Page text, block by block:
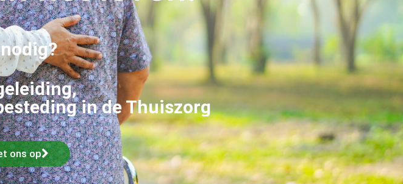
in de Thuiszorg
ons op